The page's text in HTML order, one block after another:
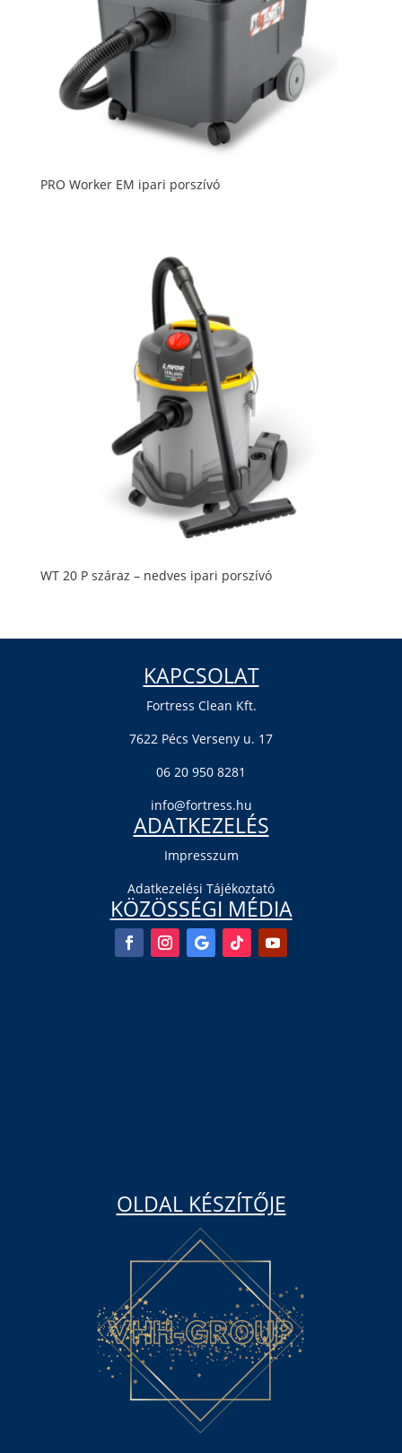
PRO Worker EM ipari porszívó
WT 20 P száraz – nedves ipari porszívó
KAPCSOLAT
Fortress Clean Kft.
7622 Pécs Verseny u. 17
06 20 950 8281
info@fortress.hu
ADATKEZELÉS
Impresszum
Adatkezelési Tájékoztató
KÖZÖSSÉGI MÉDIA
OLDAL KÉSZÍTŐJE